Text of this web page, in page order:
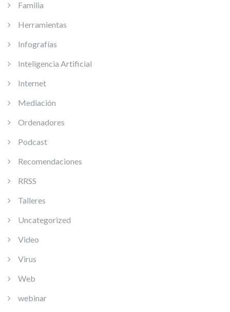
Familia
Herramientas
Infografías
Inteligencia Artificial
Internet
Mediación
Ordenadores
Podcast
Recomendaciones
RRSS
Talleres
Uncategorized
Video
Virus
Web
webinar